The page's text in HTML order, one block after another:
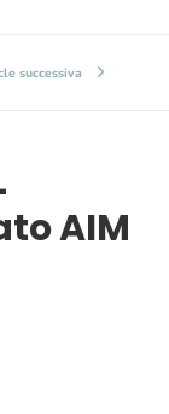
successiva
AIM